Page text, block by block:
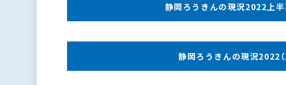
静岡ろうきんの現況2022上
静岡ろうきんの現況2022